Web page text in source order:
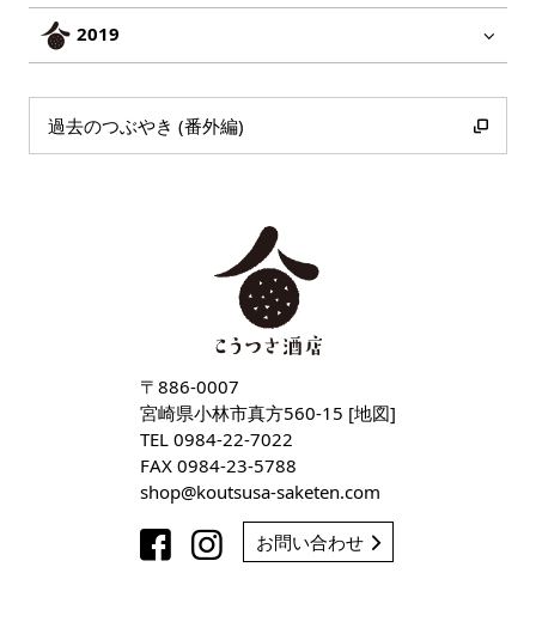
2019
過去のつぶやき (番外編)
〒886-0007
宮崎県小林市真方560-15 [地図]
TEL 0984-22-7022
FAX 0984-23-5788
shop
koutsusa-saketen com
お問い合わせ